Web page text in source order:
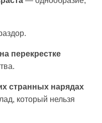
перекрестке
странных нарядах
который нельзя